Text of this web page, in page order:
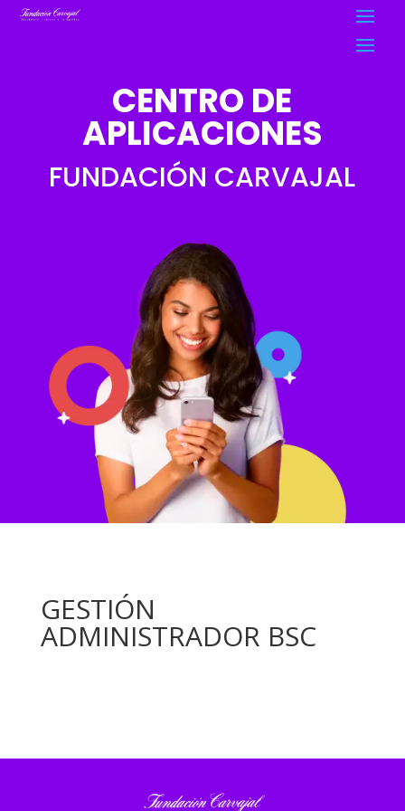
CENTRO DE
APLICACIONES
FUNDACIÓN CARVAJAL
GESTIÓN
ADMINISTRADOR BSC